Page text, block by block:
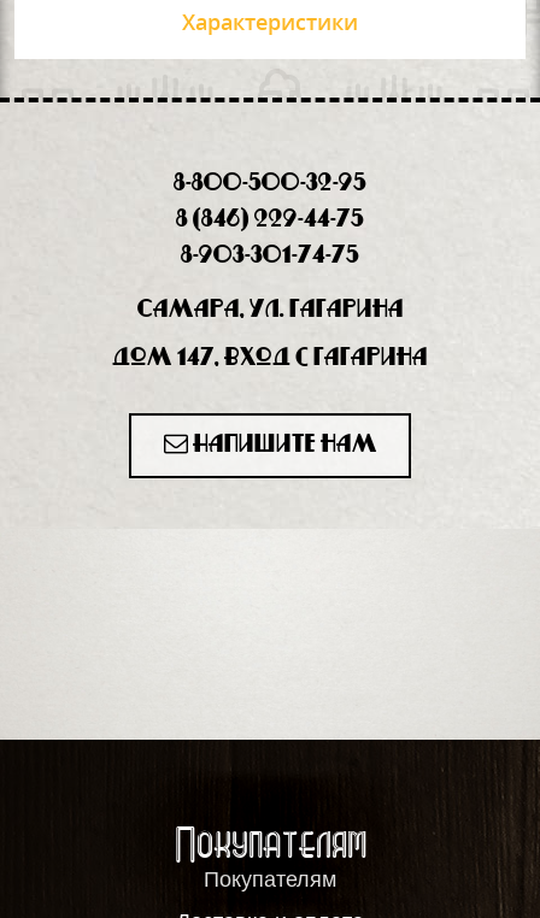
Характеристики
8-800-500-32-95
8 (846) 229-44-75
8-903-301-74-75
Самара, ул. Гагарина
дом 147, вход с Гагарина
Напишите нам
Покупателям
Покупателям